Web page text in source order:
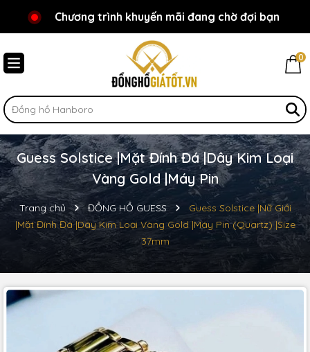
Chào mừng bạn đến với Đồnghồgiátốt.vn!
Chương trình khuyến mãi đang chờ đợi bạn
0
Guess Solstice |Mặt Đính Đá |Dây Kim Loại
Vàng Gold |Máy Pin
Trang chủ ĐỒNG HỒ GUESS
Guess Solstice |Nữ Giới
|Mặt Đính Đá |Dây Kim Loại Vàng Gold |Máy Pin (Quartz) |Size
37mm